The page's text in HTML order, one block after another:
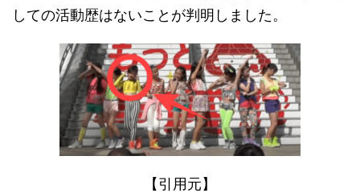
しての活動歴はないことが判明しました。
【引用元】